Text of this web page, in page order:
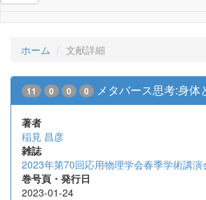
ホーム 文献詳細
11 0 0 0 メタバース思考:身体
著者
稲見 昌彦
雑誌
2023年第70回応用物理学会春季学術講演
巻号頁・発行日
2023-01-24